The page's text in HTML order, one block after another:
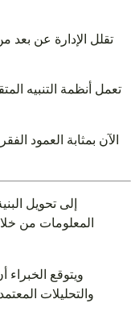
تقلل الإدارة عن بعد
تعمل أنظمة التنبيه
المعلومات من
ويتوقع الخبراء
والتحليلات